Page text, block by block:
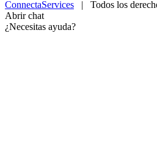
ConnectaServices | Todos los
Abrir chat
¿Necesitas ayuda?